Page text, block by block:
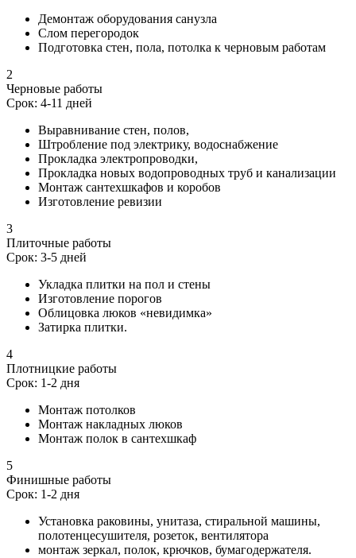
Демонтаж оборудования санузла
Слом перегородок
Подготовка стен, пола, потолка к черновым работам
2
Черновые работы
Срок: 4-11 дней
Выравнивание стен, полов,
Штробление под электрику, водоснабжение
Прокладка электропроводки,
Прокладка новых водопроводных труб и канализации
Монтаж сантехшкафов и коробов
Изготовление ревизии
3
Плиточные работы
Срок: 3-5 дней
Укладка плитки на пол и стены
Изготовление порогов
Облицовка люков «невидимка»
Затирка плитки.
4
Плотницкие работы
Срок: 1-2 дня
Монтаж потолков
Монтаж накладных люков
Монтаж полок в сантехшкаф
5
Финишные работы
Срок: 1-2 дня
Установка раковины, унитаза, стиральной машины,
полотенцесушителя, розеток, вентилятора
монтаж зеркал, полок, крючков, бумагодержателя.